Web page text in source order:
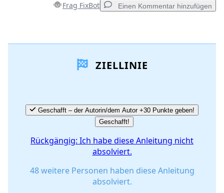
Frag FixBot Einen Kommentar hinzufügen
Kommentar hinzufügen
Abbrechen Kommentieren
ZIELLINIE
Geschafft – der Autorin/dem Autor +30 Punkte geben!
Geschafft!
Rückgängig: Ich habe diese Anleitung nicht
absolviert.
48 weitere Personen haben diese Anleitung
absolviert.